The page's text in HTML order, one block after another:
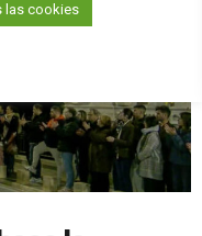
las cookies